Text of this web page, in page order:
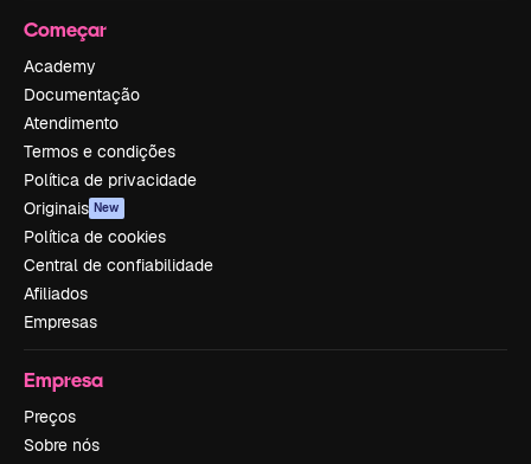
Começar
Academy
Documentação
Atendimento
Termos e condições
Política de privacidade
Originais New
Política de cookies
Central de confiabilidade
Afiliados
Empresas
Empresa
Preços
Sobre nós